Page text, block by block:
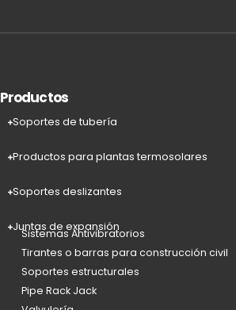
Productos
Soportes de tubería
Productos para plantas termosolares
Soportes deslizantes
Juntas de expansión
Sistemas Antivibratorios
Tirantes o barras para construcción civil
Soportes estructurales
Pipe Rack Jack